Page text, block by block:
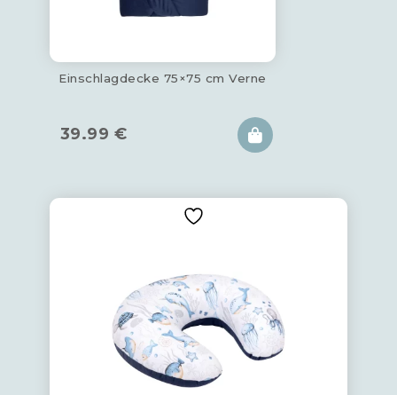
Einschlagdecke 75×75 cm Verne
39.99 €